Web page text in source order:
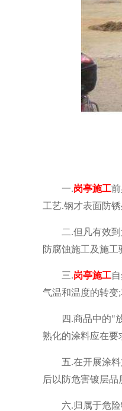
一.岗亭施工
工艺.钢才表面防
二.但凡有效到混
防腐蚀施工及施工
三.岗亭施工
气温和温度的转变
四.商品中的"放
熟化的涂料应在要
五.在开展涂料施
后以防危害镀层
六.归属于危险物